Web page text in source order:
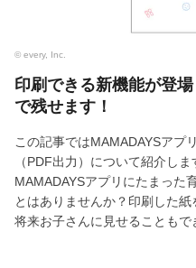
© every, Inc.
印刷できる新機能が登
で残せます！
この記事ではMAMADAYSアプ
（PDF出力）について紹介しま
MAMADAYSアプリにたまった
とはありませんか？印刷した紙
将来お子さんに見せることもで